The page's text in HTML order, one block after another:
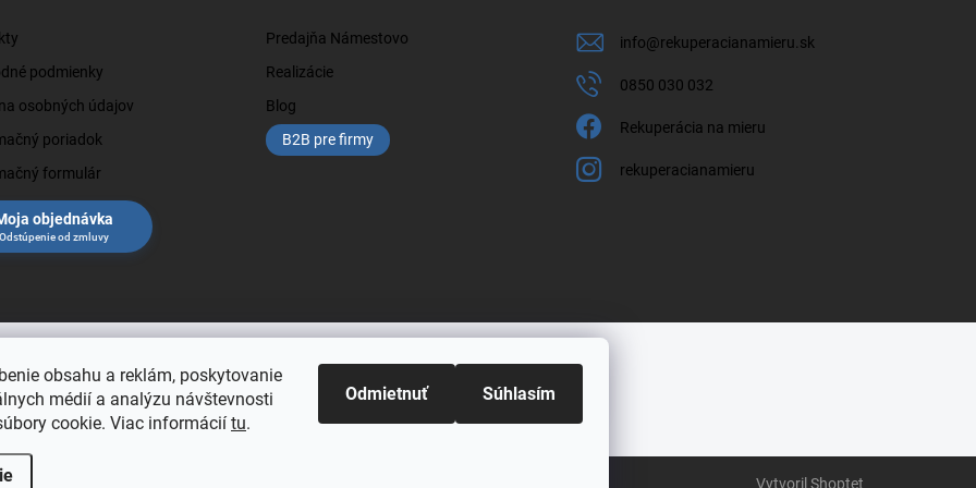
obsahu a reklám, poskytovanie
médií a analýzu návštevnosti
cookie. Viac informácií tu.
Odmietnuť Súhlasím
podmienky
osobných údajov
poriadok
formulár
objednávka
Predajňa Námestovo
Realizácie
Blog
B2B pre firmy
info@rekuperacianamieru.sk
0850 030 032
Rekuperácia na mieru
rekuperacianamieru
Vytvoril Shoptet